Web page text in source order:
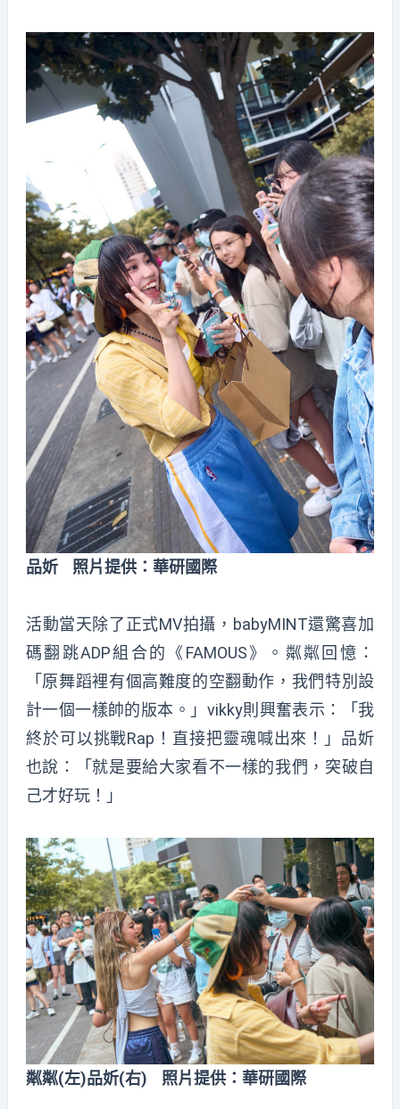
品妡 照片提供：華研國際
活動當天除了正式MV拍攝，babyMINT還驚喜加
碼翻跳ADP組合的《FAMOUS》。粼粼回憶：
「原舞蹈裡有個高難度的空翻動作，我們特別設
計一個一樣帥的版本。」vikky則興奮表示：「我
終於可以挑戰Rap！直接把靈魂喊出來！」品妡
也說：「就是要給大家看不一樣的我們，突破自
己才好玩！」
粼粼(左)品妡(右) 照片提供：華研國際